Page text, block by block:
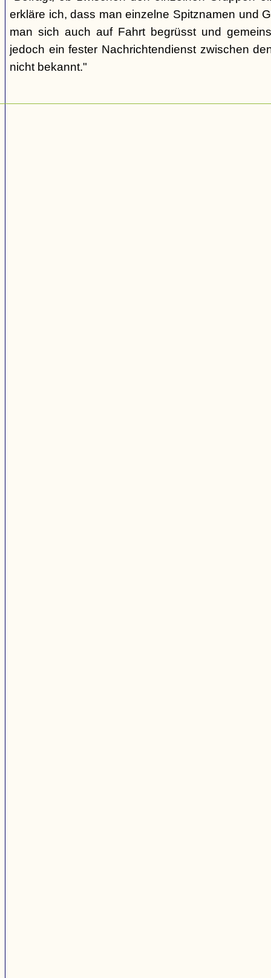
erkläre ich, dass man einzelne Spitznamen und
man sich auch auf Fahrt begrüsst und
jedoch ein fester Nachrichtendienst zwischen
nicht bekannt."